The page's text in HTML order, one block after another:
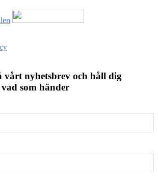
vårt nyhetsbrev och håll dig
som händer